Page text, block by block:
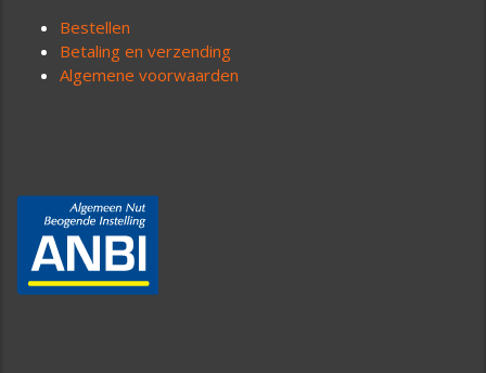
Bestellen
Betaling en verzending
Algemene voorwaarden